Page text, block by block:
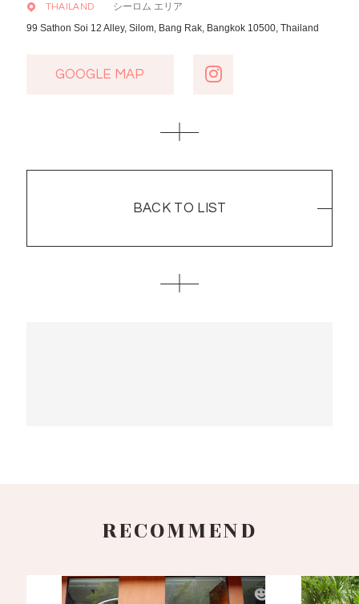
THAILAND
シーロム エリア
99 Sathon Soi 12 Alley, Silom, Bang Rak, Bangkok 10500, Thailand
GOOGLE MAP
GOOGLE MAP
BACK TO LIST
BACK TO LIST
RECOMMEND